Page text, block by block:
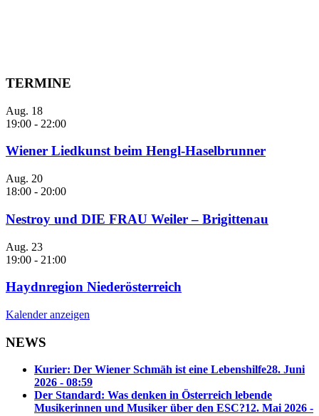
TERMINE
Aug. 18
19:00 - 22:00
Wiener Liedkunst beim Hengl-Haselbrunner
Aug. 20
18:00 - 20:00
Nestroy und DIE FRAU Weiler – Brigittenau
Aug. 23
19:00 - 21:00
Haydnregion Niederösterreich
Kalender anzeigen
NEWS
Kurier: Der Wiener Schmäh ist eine Lebenshilfe28. Juni
2026 - 08:59
Der Standard: Was denken in Österreich lebende
Musikerinnen und Musiker über den ESC?12. Mai 2026 -